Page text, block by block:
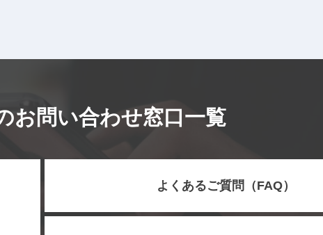
お問い合わせ窓口一覧
よくあるご質問（FAQ）